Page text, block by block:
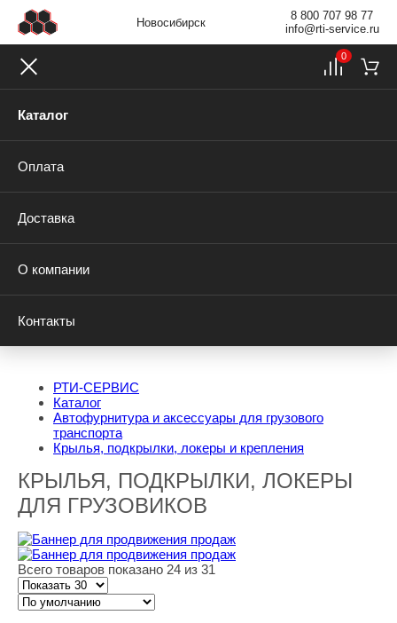
Новосибирск
8 800 707 98 77
info@rti-service.ru
Каталог
Оплата
Доставка
О компании
Контакты
0
РТИ-СЕРВИС
Каталог
Автофурнитура и аксессуары для грузового
транспорта
Крылья, подкрылки, локеры и крепления
КРЫЛЬЯ, ПОДКРЫЛКИ, ЛОКЕРЫ
ДЛЯ ГРУЗОВИКОВ
Всего товаров показано 24 из 31